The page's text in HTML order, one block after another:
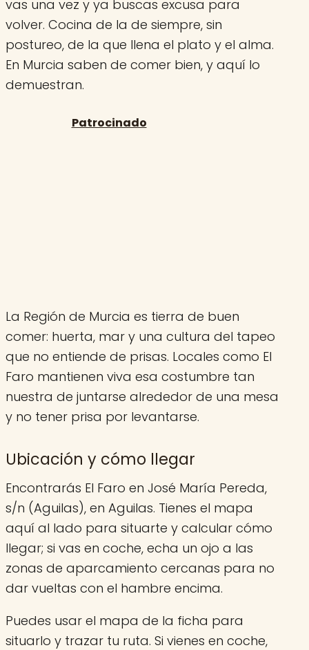
vas una vez y ya buscas excusa para
volver. Cocina de la de siempre, sin
postureo, de la que llena el plato y el alma.
En Murcia saben de comer bien, y aquí lo
demuestran.
La Región de Murcia es tierra de buen
comer: huerta, mar y una cultura del tapeo
que no entiende de prisas. Locales como El
Faro mantienen viva esa costumbre tan
nuestra de juntarse alrededor de una mesa
y no tener prisa por levantarse.
Ubicación y cómo llegar
Encontrarás El Faro en José María Pereda,
s/n (Aguilas), en Aguilas. Tienes el mapa
aquí al lado para situarte y calcular cómo
llegar; si vas en coche, echa un ojo a las
zonas de aparcamiento cercanas para no
dar vueltas con el hambre encima.
Puedes usar el mapa de la ficha para
situarlo y trazar tu ruta. Si vienes en coche,